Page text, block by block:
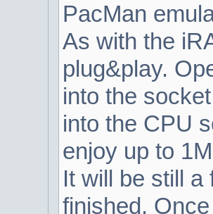
PacMan
As with the
plug&play.
into the
into the CPU
enjoy up to
It will be still
finished.